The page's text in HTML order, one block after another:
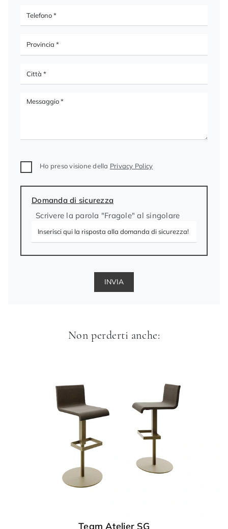
Ho preso visione della Privacy Policy
Domanda di sicurezza
Scrivere la parola "Fragole" al singolare
INVIA
Non perderti anche:
Team Atelier SG